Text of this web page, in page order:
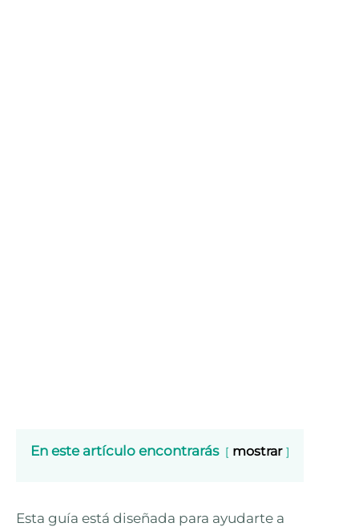
En este artículo encontrarás mostrar
Esta guía está diseñada para ayudarte a